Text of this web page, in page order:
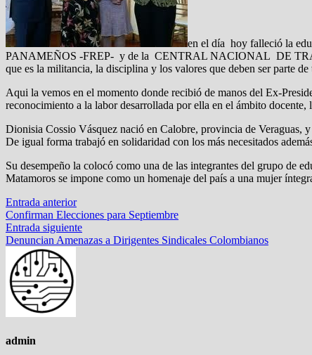
en el día hoy falleció la
PANAMEÑOS -FREP- y de la CENTRAL NACIONAL DE
que es la militancia, la disciplina y los valores que deben ser parte
Aqui la vemos en el momento donde recibió de manos del Ex-
reconocimiento a la labor desarrollada por ella en el ámbito docente,
Dionisia Cossio Vásquez nació en Calobre, provincia de Veraguas,
De igual forma trabajó en solidaridad con los más necesitados
Su desempeño la colocó como una de las integrantes del grupo de
Matamoros se impone como un homenaje del país a una mujer
Navegación
de
entradas
Entrada anteriorEntrada
anterior:
Confirman Elecciones para Septiembre
Entrada siguienteEntrada
siguiente:
Denuncian Amenazas a Dirigentes Sindicales Colombianos
admin